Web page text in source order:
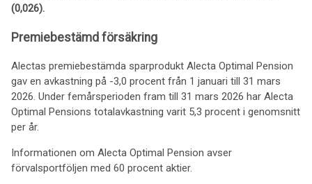
(0,026).
Premiebestämd försäkring
Alectas premiebestämda sparprodukt Alecta Optimal Pension
gav en avkastning på -3,0 procent från 1 januari till 31 mars
2026. Under femårsperioden fram till 31 mars 2026 har Alecta
Optimal Pensions totalavkastning varit 5,3 procent i genomsnitt
per år.
Informationen om Alecta Optimal Pension avser
förvalsportföljen med 60 procent aktier.